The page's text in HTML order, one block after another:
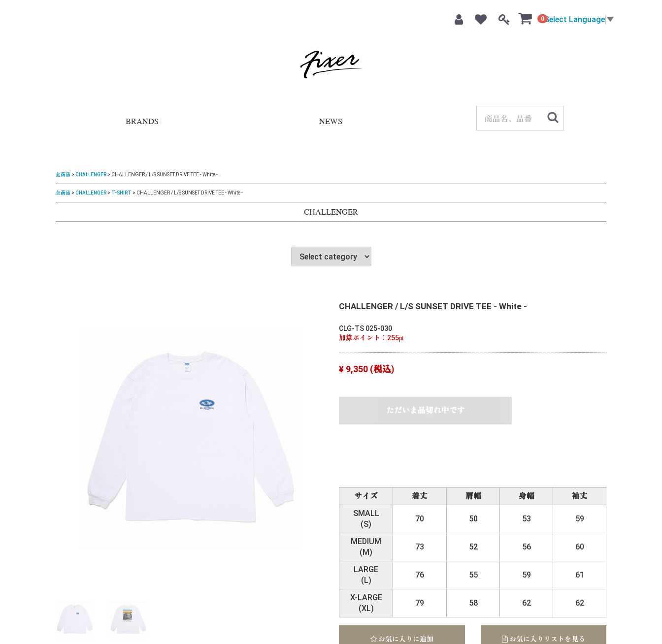
0 Select Language ▼
BRANDS NEWS
全商品 CHALLENGER CHALLENGER / L/S SUNSET DRIVE TEE - White -
全商品 CHALLENGER T-SHIRT CHALLENGER / L/S SUNSET DRIVE TEE - White -
CHALLENGER
CHALLENGER / L/S SUNSET DRIVE TEE - White -
CLG-TS 025-030
加算ポイント： 255pt
¥ 9,350 (税込)
ただいま品切れ中です
サイズ 着丈 肩幅 身幅
袖丈
SMALL
(S)
70 50 53 59
MEDIUM
(M)
73 52 56 60
LARGE
(L)
76 55 59 61
X-LARGE
(XL)
79 58 62 62
お気に入りに追加 お気に入りリストを見る